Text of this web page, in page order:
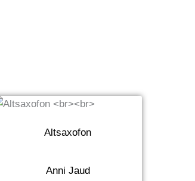
Altsaxofon
Anni Jaud